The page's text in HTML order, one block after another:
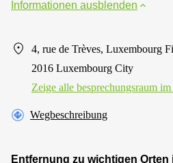
Informationen ausblenden
4, rue de Trèves, Luxembourg
2016 Luxembourg City
Zeige alle besprechungsraum
Wegbeschreibung
Entfernung zu wichtigen Orten